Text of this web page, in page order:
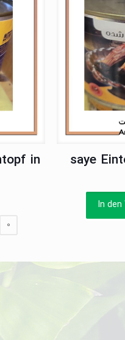
in
0
saye
In den